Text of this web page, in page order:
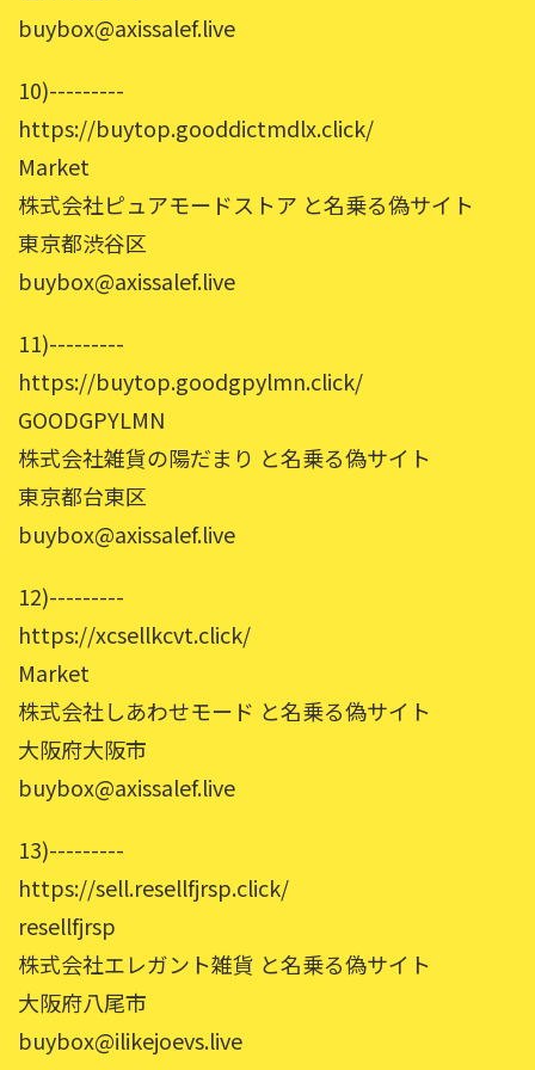
buybox@axissalef.live
10)---------
https://buytop.gooddictmdlx.click/
Market
株式会社ピュアモードストア と名乗る偽サイト
東京都渋谷区
buybox@axissalef.live
11)---------
https://buytop.goodgpylmn.click/
GOODGPYLMN
株式会社雑貨の陽だまり と名乗る偽サイト
東京都台東区
buybox@axissalef.live
12)---------
https://xcsellkcvt.click/
Market
株式会社しあわせモード と名乗る偽サイト
大阪府大阪市
buybox@axissalef.live
13)---------
https://sell.resellfjrsp.click/
resellfjrsp
株式会社エレガント雑貨 と名乗る偽サイト
大阪府八尾市
buybox@ilikejoevs.live